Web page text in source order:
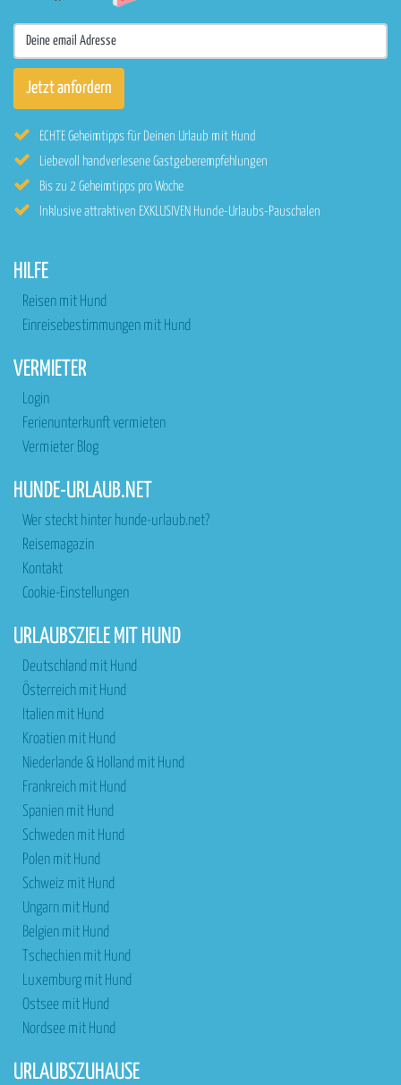
ECHTE Geheimtipps für Deinen Urlaub mit Hund
Liebevoll handverlesene Gastgeberempfehlungen
Bis zu 2 Geheimtipps pro Woche
Inklusive attraktiven EXKLUSIVEN Hunde-Urlaubs-Pauschalen
HILFE
Reisen mit Hund
Einreisebestimmungen mit Hund
VERMIETER
Login
Ferienunterkunft vermieten
Vermieter Blog
HUNDE-URLAUB.NET
Wer steckt hinter hunde-urlaub.net?
Reisemagazin
Kontakt
Cookie-Einstellungen
URLAUBSZIELE MIT HUND
Deutschland mit Hund
Österreich mit Hund
Italien mit Hund
Kroatien mit Hund
Niederlande & Holland mit Hund
Frankreich mit Hund
Spanien mit Hund
Schweden mit Hund
Polen mit Hund
Schweiz mit Hund
Ungarn mit Hund
Belgien mit Hund
Tschechien mit Hund
Luxemburg mit Hund
Ostsee mit Hund
Nordsee mit Hund
URLAUBSZUHAUSE